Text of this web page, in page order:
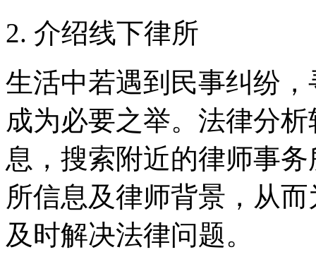
2. 介绍线下律所
生活中若遇到民事纠纷
成为必要之举。法律分
息，搜索附近的律师事
所信息及律师背景，从
及时解决法律问题。